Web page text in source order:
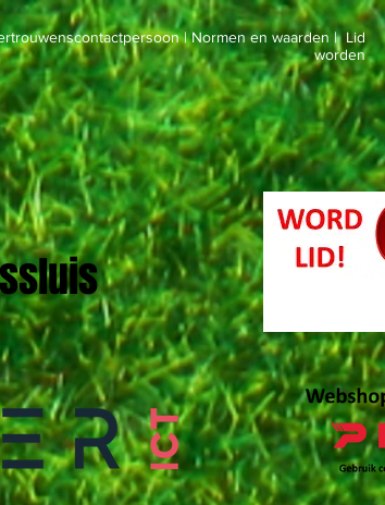
|Normen en waarden |Lid
worden